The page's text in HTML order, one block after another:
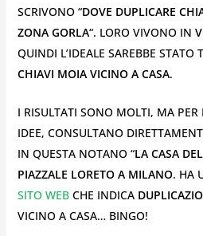
SCRIVONO “DOVE DUPLICARE
ZONA GORLA“. LORO VIVONO IN
QUINDI L’IDEALE SAREBBE STATO
CHIAVI MOIA VICINO A CASA.
I RISULTATI SONO MOLTI, MA
IDEE, CONSULTANO
IN QUESTA NOTANO “LA CASA
PIAZZALE LORETO A MILANO. HA
SITO WEBCHE INDICA
VICINO A CASA… BINGO!